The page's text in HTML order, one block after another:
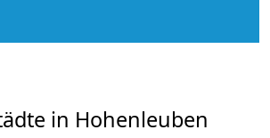
in Hohenleuben